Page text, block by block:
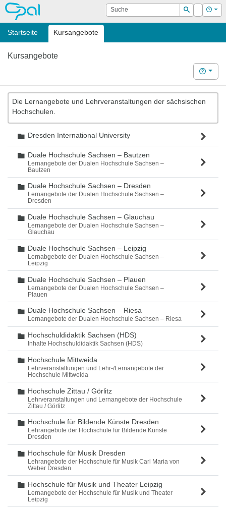
OPAL Suche
Suchen
Login Hilfe
Startseite Kursangebote
Kursangebote
Hilfe
Die Lernangebote und Lehrveranstaltungen der sächsischen
Hochschulen.
Ordner
Dresden International University
Ordner
Duale Hochschule Sachsen – Bautzen
Lernangebote der Dualen Hochschule Sachsen –
Bautzen
Ordner
Duale Hochschule Sachsen – Dresden
Lernangebote der Dualen Hochschule Sachsen –
Dresden
Ordner
Duale Hochschule Sachsen – Glauchau
Lernangebote der Dualen Hochschule Sachsen –
Glauchau
Ordner
Duale Hochschule Sachsen – Leipzig
Lernabgebote der Dualen Hochschule Sachsen –
Leipzig
Ordner
Duale Hochschule Sachsen – Plauen
Lernangebote der Dualen Hochschule Sachsen –
Plauen
Ordner
Duale Hochschule Sachsen – Riesa
Lernangebote der Dualen Hochschule Sachsen – Riesa
Ordner
Hochschuldidaktik Sachsen (HDS)
Inhalte Hochschuldidaktik Sachsen (HDS)
Ordner
Hochschule Mittweida
Lehrveranstaltungen und Lehr-/Lernangebote der
Hochschule Mittweida
Ordner
Hochschule Zittau / Görlitz
Lehrveranstaltungen und Lernangebote der Hochschule
Zittau / Görlitz
Ordner
Hochschule für Bildende Künste Dresden
Lehrangebote der Hochschule für Bildende Künste
Dresden
Ordner
Hochschule für Musik Dresden
Lehrangebote der Hochschule für Musik Carl Maria von
Weber Dresden
Ordner
Hochschule für Musik und Theater Leipzig
Lernangebote der Hochschule für Musik und Theater
Leipzig